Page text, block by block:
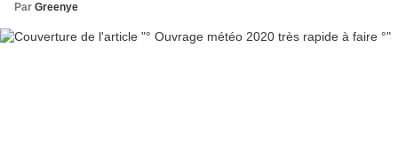
Par Greenye